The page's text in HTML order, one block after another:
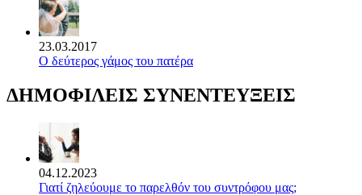
23.03.2017
Ο δεύτερος γάμος του πατέρα
ΔΗΜΟΦΙΛΕΙΣ ΣΥΝΕΝΤΕΥΞΕΙΣ
04.12.2023
Γιατί ζηλεύουμε το παρελθόν του συντρόφου μας;